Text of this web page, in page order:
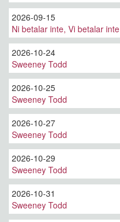
2026-09-15
Ni betalar inte, Vi betalar inte
2026-10-24
Sweeney Todd
2026-10-25
Sweeney Todd
2026-10-27
Sweeney Todd
2026-10-29
Sweeney Todd
2026-10-31
Sweeney Todd